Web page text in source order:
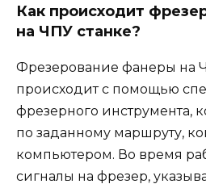
Как происходит
на ЧПУ станке?
Фрезерование фанеры на
происходит с помощью
фрезерного инструмента,
по заданному маршруту,
компьютером. Во время
сигналы на фрезер,